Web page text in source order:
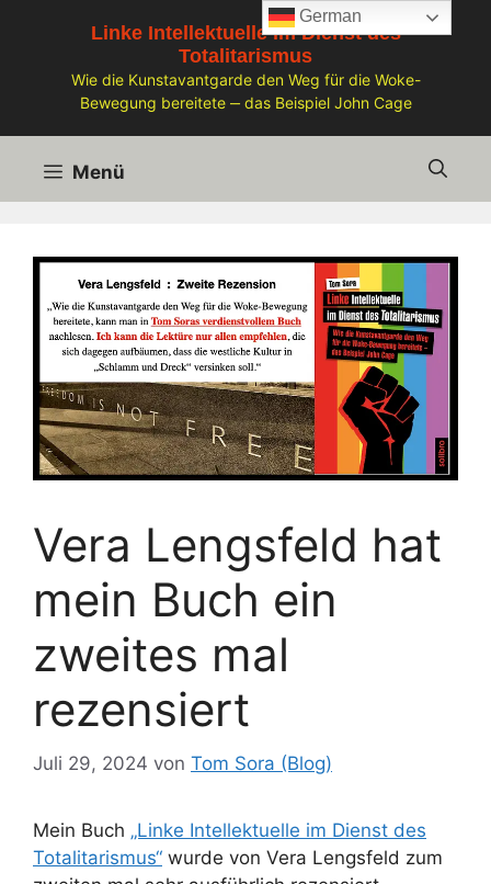
Linke Intellektuelle im Dienst des
Totalitarismus
Wie die Kunstavantgarde den Weg für die Woke-
Bewegung bereitete ‒ das Beispiel John Cage
Menü
Vera Lengsfeld hat
mein Buch ein
zweites mal
rezensiert
Juli 29, 2024 von Tom Sora (Blog)
Mein Buch „Linke Intellektuelle im Dienst des
Totalitarismus“ wurde von Vera Lengsfeld zum
German